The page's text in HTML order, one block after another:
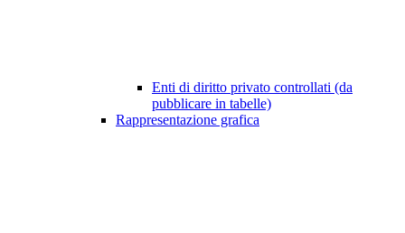
Enti di diritto privato controllati (da
pubblicare in tabelle)
Rappresentazione grafica